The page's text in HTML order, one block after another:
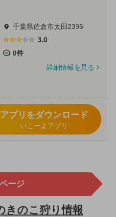
千葉県佐倉市太田2395
3.0
0件
詳細情報を見る
アプリをダウンロード
いこーよアプリ
ージ
きのこ狩り情報